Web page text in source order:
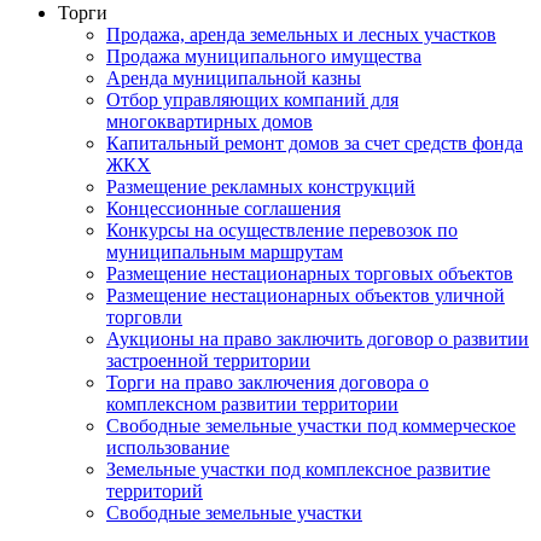
Торги
Продажа, аренда земельных и лесных участков
Продажа муниципального имущества
Аренда муниципальной казны
Отбор управляющих компаний для
многоквартирных домов
Капитальный ремонт домов за счет средств фонда
ЖКХ
Размещение рекламных конструкций
Концессионные соглашения
Конкурсы на осуществление перевозок по
муниципальным маршрутам
Размещение нестационарных торговых объектов
Размещение нестационарных объектов уличной
торговли
Аукционы на право заключить договор о развитии
застроенной территории
Торги на право заключения договора о
комплексном развитии территории
Свободные земельные участки под коммерческое
использование
Земельные участки под комплексное развитие
территорий
Свободные земельные участки